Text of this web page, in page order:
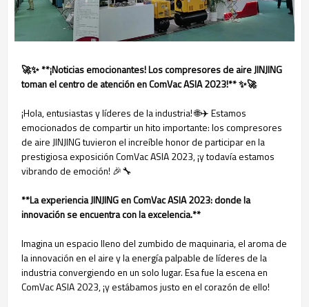
🚀✨ **¡Noticias emocionantes! Los compresores de aire JINJING
toman el centro de atención en ComVac ASIA 2023!** ✨🚀
¡Hola, entusiastas y líderes de la industria! 🌐✈️ Estamos
emocionados de compartir un hito importante: los compresores
de aire JINJING tuvieron el increíble honor de participar en la
prestigiosa exposición ComVac ASIA 2023, ¡y todavía estamos
vibrando de emoción! 🎉🔧
**La experiencia JINJING en ComVac ASIA 2023: donde la
innovación se encuentra con la excelencia.**
Imagina un espacio lleno del zumbido de maquinaria, el aroma de
la innovación en el aire y la energía palpable de líderes de la
industria convergiendo en un solo lugar. Esa fue la escena en
ComVac ASIA 2023, ¡y estábamos justo en el corazón de ello!